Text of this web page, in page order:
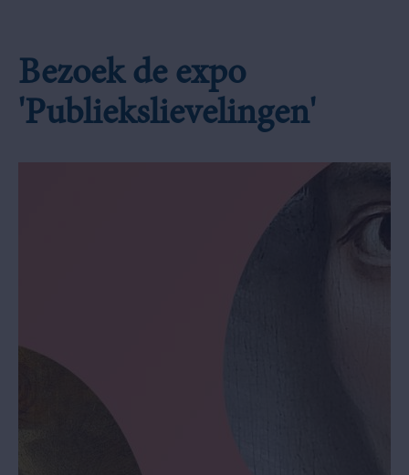
Bezoek de expo
'Publiekslievelingen'